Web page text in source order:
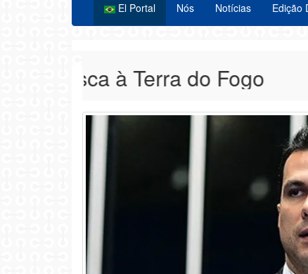
El Portal Nós Notícias Edição
à Terra do Fogo